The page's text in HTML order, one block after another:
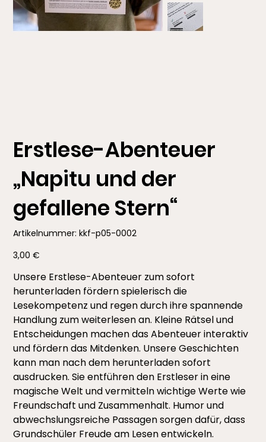
Erstlese-Abenteuer
„Napitu und der
gefallene Stern“
Artikelnummer: Artikelnummer:
kkf-
kkf-p05-0002
Preis
3,00 €
Unsere Erstlese-Abenteuer zum sofort
herunterladen fördern spielerisch die
Lesekompetenz und regen durch ihre spannende
Handlung zum weiterlesen an. Kleine Rätsel und
Entscheidungen machen das Abenteuer interaktiv
und fördern das Mitdenken. Unsere Geschichten
kann man nach dem herunterladen sofort
ausdrucken. Sie entführen den Erstleser in eine
magische Welt und vermitteln wichtige Werte wie
Freundschaft und Zusammenhalt. Humor und
abwechslungsreiche Passagen sorgen dafür, dass
Grundschüler Freude am Lesen entwickeln.